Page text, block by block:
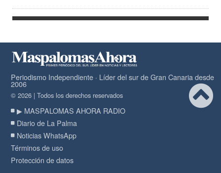
Periodismo Independiente · Líder del sur de Gran Canaria desde
2006
© 2026 | Todos los derechos reservados
▶ MASPALOMAS AHORA RADIO
Diario de La Palma
Noticias WhatsApp
Términos de uso
Protección de datos